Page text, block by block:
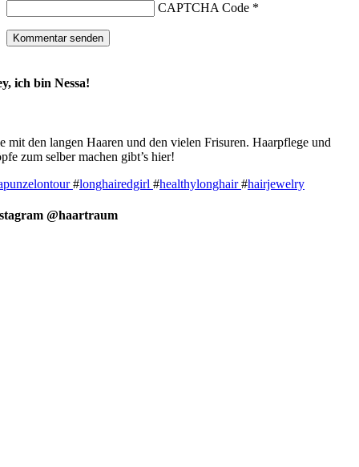
CAPTCHA Code *
ich bin Nessa!
mit den langen Haaren und den vielen Frisuren. Haarpflege und
zum selber machen gibt’s hier!
#longhairedgirl #healthylonghair#hairjewelry
@haartraum